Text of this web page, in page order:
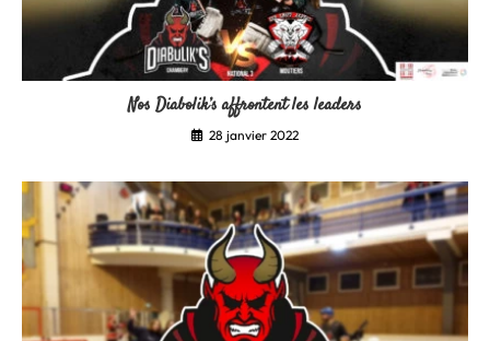
Nos Diabolik’s affrontent les leaders
28 janvier 2022